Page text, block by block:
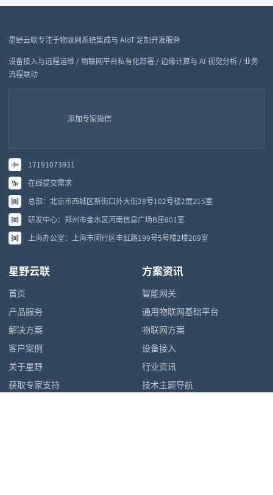
星野云联专注于物联网系统集成与 AIoT 定制开发服务
设备接入与远程运维 / 物联网平台私有化部署 / 边缘计算与 AI 视觉分析 / 业务
流程联动
添加专家微信
17191073931
在线提交需求
总部：北京市西城区新街口外大街28号102号楼2层215室
研发中心：郑州市金水区河南信息广场B座801室
上海办公室：上海市闵行区丰虹路199号5号楼2楼209室
星野云联
首页
产品服务
解决方案
客户案例
关于星野
获取专家支持
方案资讯
智能网关
通用物联网基础平台
物联网方案
设备接入
行业资讯
技术主题导航